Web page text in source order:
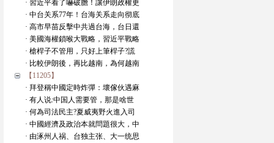
· 習近平看了嚇破膽！讓伊朗政權更
· 中台关系77年！台海关系走向彻底
· 高市早苗反擊中共過台海，台日還
· 美國海權鎖喉大戰略，習近平戰略
· 槍桿子不管用，只好上筆桿子?謊
· 比較伊朗後，再比越南，為何越南
【11205】
· 拜登稱中國定時炸彈：壞傢伙遇麻
· 有人说:中国人需要管，那是啥世
· 何為司法民主?夏威夷野火進入司
· 中國經濟及政治本就問題很大，中
· 由涿州人祸、台独主张、大一统思